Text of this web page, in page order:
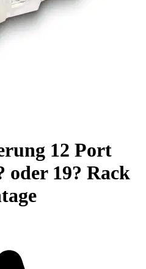
12 Port
oder 19? Rack